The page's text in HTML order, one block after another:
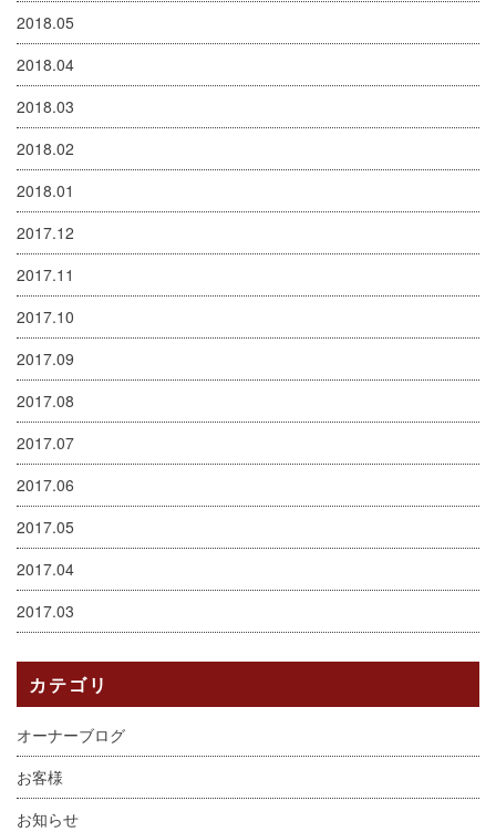
2018.05
2018.04
2018.03
2018.02
2018.01
2017.12
2017.11
2017.10
2017.09
2017.08
2017.07
2017.06
2017.05
2017.04
2017.03
カテゴリ
オーナーブログ
お客様
お知らせ